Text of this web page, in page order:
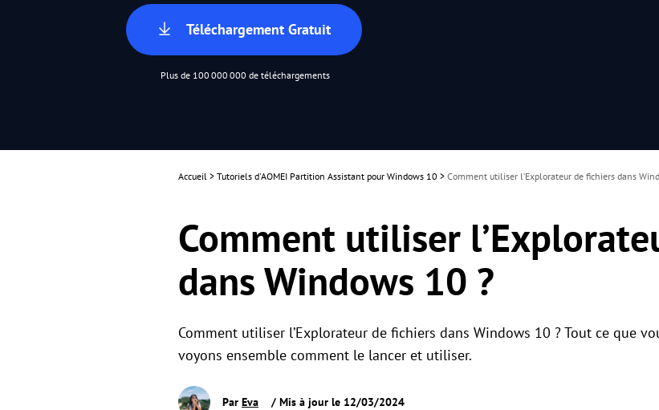
Téléchargement Gratuit
Plus de 100 000 000 de téléchargements
Accueil > Tutoriels d'AOMEI Partition Assistant pour Windows 10 > Comment utiliser l’Explorateur de fichiers dans
Comment utiliser
dans Windows 10 ?
Comment utiliser l’Explorateur de fichiers dans Windows 10 ? Tout ce que
voyons ensemble comment le lancer et utiliser.
Par Eva / Mis à jour le 12/03/2024